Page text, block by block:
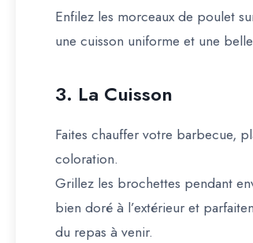
Enfilez les morceaux de poulet
une cuisson uniforme et une
3. La Cuisson
Faites chauffer votre barbecue,
coloration.
Grillez les brochettes pendant
bien doré à l’extérieur et
du repas à venir.